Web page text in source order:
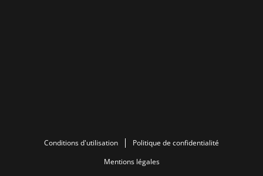
Conditions d'utilisation
Politique de confidentialité
Mentions légales